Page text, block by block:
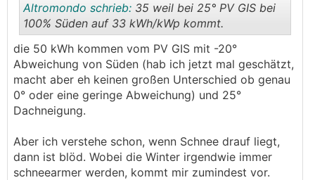
.
Altromondo schrieb: 35 weil bei 25° PV GIS bei
100% Süden auf 33 kWh/kWp kommt.
die 50 kWh kommen vom PV GIS mit -20°
Abweichung von Süden (hab ich jetzt mal geschätzt,
macht aber eh keinen großen Unterschied ob genau
0° oder eine geringe Abweichung) und 25°
Dachneigung.
Aber ich verstehe schon, wenn Schnee drauf liegt,
dann ist blöd. Wobei die Winter irgendwie immer
schneearmer werden, kommt mir zumindest vor.